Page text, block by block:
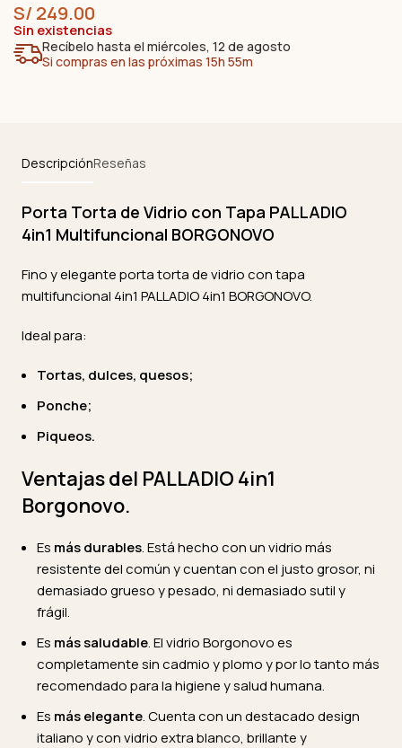
S/ 249.00
Sin existencias
Recíbelo hasta el miércoles, 12 de agosto
Si compras en las próximas 15h 55m
DescripciónReseñas
Porta Torta de Vidrio con Tapa PALLADIO
4in1 Multifuncional BORGONOVO
Fino y elegante porta torta de vidrio con tapa
multifuncional 4in1 PALLADIO 4in1 BORGONOVO.
Ideal para:
Tortas, dulces, quesos;
Ponche;
Piqueos.
Ventajas del PALLADIO 4in1
Borgonovo.
Es más durables. Está hecho con un vidrio más
resistente del común y cuentan con el justo grosor, ni
demasiado grueso y pesado, ni demasiado sutil y
frágil.
Es más saludable. El vidrio Borgonovo es
completamente sin cadmio y plomo y por lo tanto más
recomendado para la higiene y salud humana.
Es más elegante. Cuenta con un destacado design
italiano y con vidrio extra blanco, brillante y